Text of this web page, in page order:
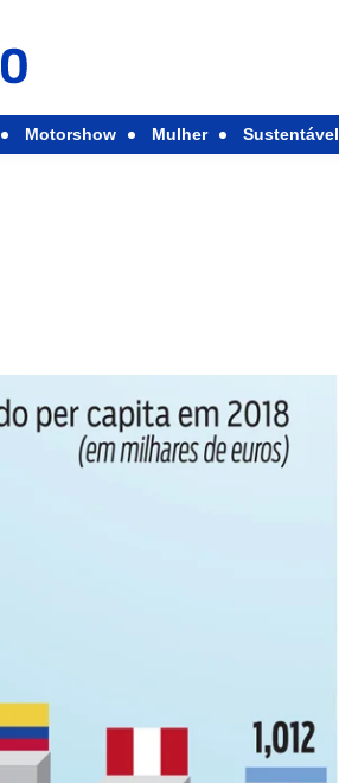
Motorshow Mulher Sustentável